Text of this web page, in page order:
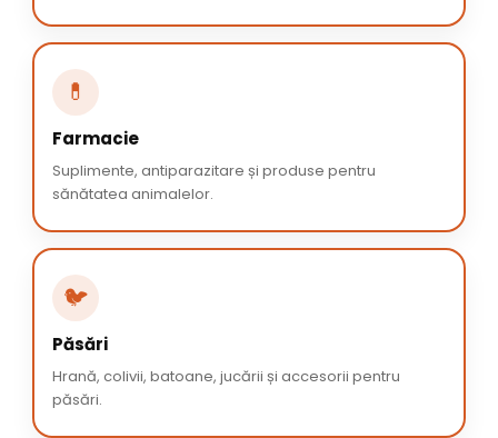
💊
Farmacie
Suplimente, antiparazitare și produse pentru
sănătatea animalelor.
🐦
Păsări
Hrană, colivii, batoane, jucării și accesorii pentru
păsări.